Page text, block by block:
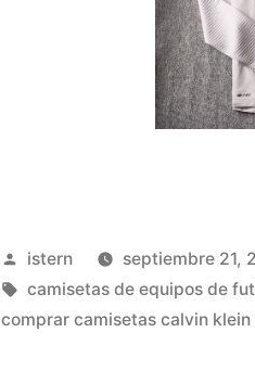
Publicado
por
istern septiembre 21,
Etiquetas:
camisetas de equipos de
comprar camisetas calvin klein